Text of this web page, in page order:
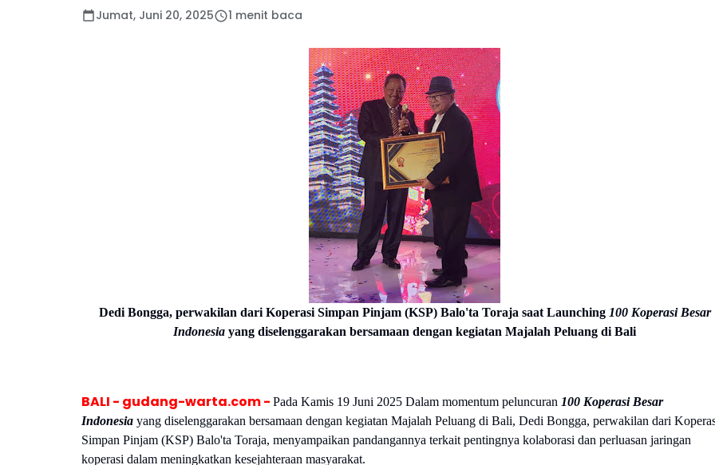
Jumat, Juni 20, 2025 1 menit baca
Dedi Bongga, perwakilan dari Koperasi Simpan Pinjam (KSP) Balo'ta Toraja saat Launching 100 Koperasi Besar
Indonesia yang diselenggarakan bersamaan dengan kegiatan Majalah Peluang di Bali
BALI - gudang-warta.com - Pada Kamis 19 Juni 2025 Dalam momentum peluncuran 100 Koperasi Besar
Indonesia yang diselenggarakan bersamaan dengan kegiatan Majalah Peluang di Bali, Dedi Bongga, perwakilan dari
Simpan Pinjam (KSP) Balo'ta Toraja, menyampaikan pandangannya terkait pentingnya kolaborasi dan perluasan jaringan
koperasi dalam meningkatkan kesejahteraan masyarakat.